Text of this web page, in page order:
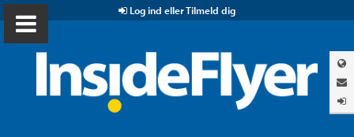
Log ind eller Tilmeld dig